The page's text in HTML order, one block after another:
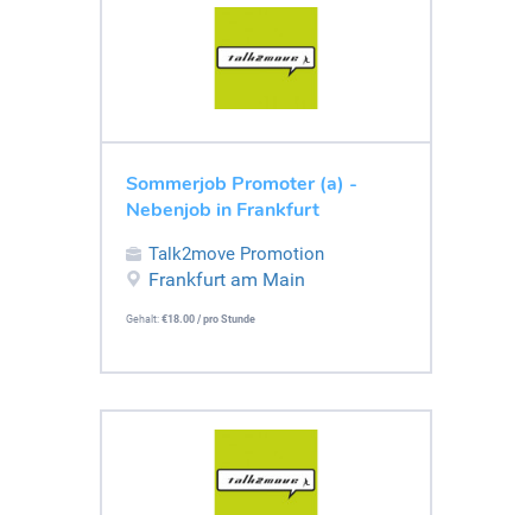
Sommerjob Promoter (a) -
Nebenjob in Frankfurt
Talk2move Promotion
Frankfurt am Main
Gehalt: €18.00 / pro Stunde